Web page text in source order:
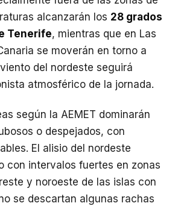
alcanzarán los 28 grados
Tenerife, mientras que en Las
se moverán en torno a
del nordeste seguirá
atmosférico de la jornada.
según la AEMET dominarán
o despejados, con
El alisio del nordeste
con intervalos fuertes en zonas
y noroeste de las islas con
se descartan algunas rachas